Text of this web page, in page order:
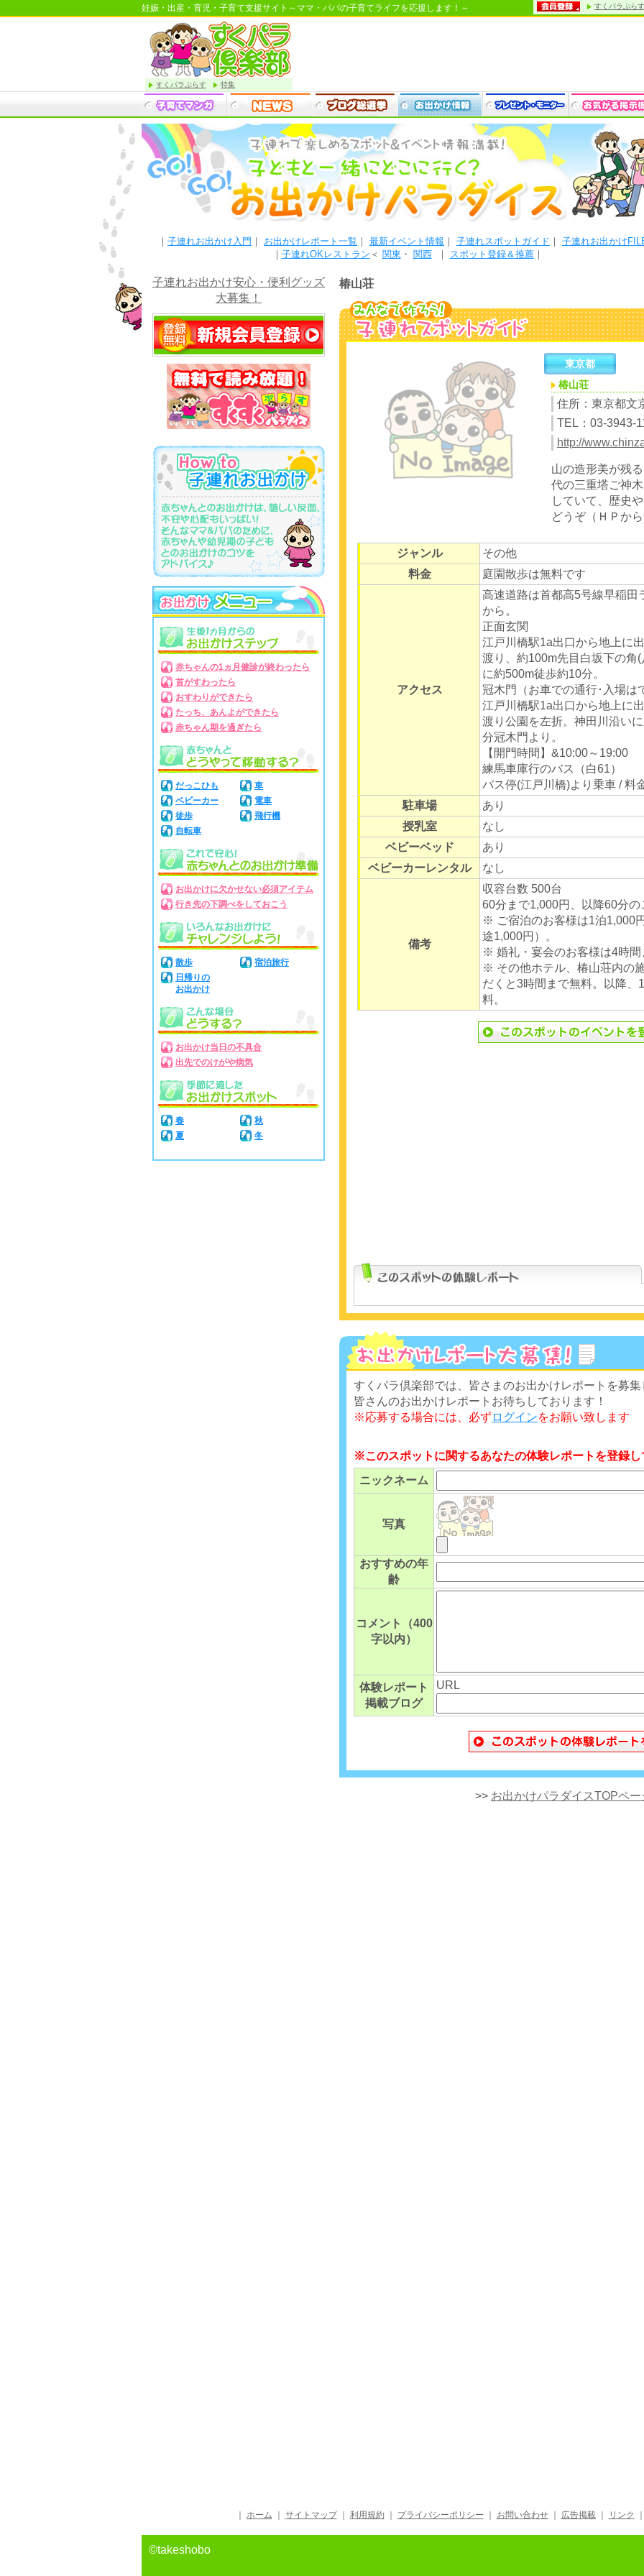
妊娠・出産・育児・子育て支援サイト～ママ・パパの子育てライフを応援します！～ すくパラぷらす
すくパラぷらす 特集
｜ 子連れお出かけ入門 ｜ お出かけレポート一覧 ｜ 最新イベント情報 ｜ 子連れスポットガイド ｜ 子連れお出かけ
｜ 子連れOKレストラン ＜ 関東 ・ 関西｜ スポット登録＆推薦｜
子連れお出かけ安心・便利グッズ
大募集！
赤ちゃんの1ヵ月健診が終わったら
首がすわったら
おすわりができたら
たっち、あんよができたら
赤ちゃん期を過ぎたら
だっこひも
ベビーカー
徒歩
自転車
車
電車
飛行機
お出かけに欠かせない必須アイテム
行き先の下調べをしておこう
散歩
日帰りの
お出かけ
宿泊旅行
お出かけ当日の不具合
出先でのけがや病気
春
夏
秋
冬
椿山荘
東京都
椿山荘
住所：東京都文
TEL：03-3943-
http://
山の造形美が残
代の三重塔ご神
していて、歴史
どうぞ（ＨＰから
ジャンル
その他
料金
庭園散歩は無料です
アクセス
高速道路は首都高5号線早稲田
から。
正面玄関
江戸川橋駅1a出口から地上に
渡り、約100m先目白坂下の角
に約500m徒歩約10分。
冠木門（お車での通行･入場は
江戸川橋駅1a出口から地上に
渡り公園を左折。神田川沿い
分冠木門より。
【開門時間】&10:00～19:00
練馬車庫行のバス（白61）
バス停(江戸川橋)より乗車 / 料
駐車場
あり
授乳室
なし
ベビーベッド
あり
ベビーカーレンタル
なし
備考
収容台数 500台
60分まで1,000円、以降60分の
※ ご宿泊のお客様は1泊1,000
途1,000円）。
※ 婚礼・宴会のお客様は4時間
※ その他ホテル、椿山荘内の
だくと3時間まで無料。以降
料。
すくパラ倶楽部では、皆さまのお出かけレポートを募集
皆さんのお出かけレポートお待ちしております！
※応募する場合には、必ずログインをお願い致します
※このスポットに関するあなたの体験レポートを登録し
ニックネーム
写真
おすすめの年
齢
コメント（400
字以内）
体験レポート
掲載ブログ
URL
>> お出かけパラダイスTOPペー
ホーム サイトマップ 利用規約 プライバシーポリシー お問い合わせ 広告掲載 リンク
©takeshobo